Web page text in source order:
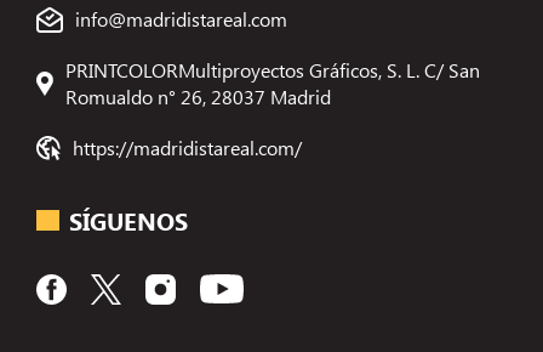
info@madridistareal.com
PRINTCOLORMultiproyectos Gráficos, S. L. C/ San
Romualdo n° 26, 28037 Madrid
https://madridistareal.com/
SÍGUENOS